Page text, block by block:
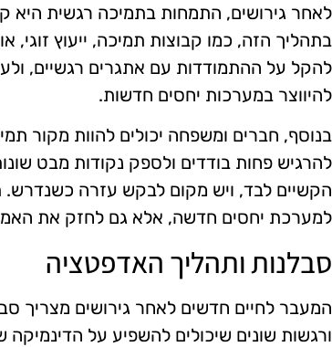
לאחר גירושים, התמחות בתמיכה רגשית היא
בתהליך הזה, כמו קבוצות תמיכה, ייעוץ זוגי,
להקל על ההתמודדות עם אתגרים רגשיים,
להיווצר במערכות יחסים חדשות.
בנוסף, חברים ומשפחה יכולים להוות מקור
להרגיש פחות בודדים ולספק נקודות מבט
הקשיים לבד, ויש מקום לבקש עזרה
למערכת יחסים חדשה, אלא גם לחזק את
סבלנות ותהליך האדפטציה
המעבר לחיים חדשים לאחר גירושים מצריך
ורגשות שונים שיכולים להשפיע על